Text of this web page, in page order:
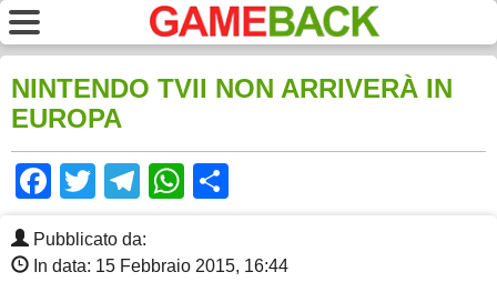
NINTENDO TVII NON ARRIVERÀ IN
EUROPA
Facebook
TwitterTelegram
WhatsApp
Pubblicato da:
In data: 15 Febbraio 2015, 16:44